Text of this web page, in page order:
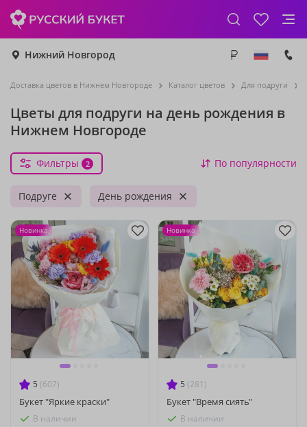
Нижний Новгород
Доставка цветов в Нижнем Новгороде Каталог цветов Для подруги
Цветы для подруги на день рождения в
Нижнем Новгороде
Фильтры 2 По популярности
Подруге День рождения
5 (607)
Букет "Яркие краски"
В наличии
Новинка
5 (281)
Букет "Время сиять"
В наличии
Новинка